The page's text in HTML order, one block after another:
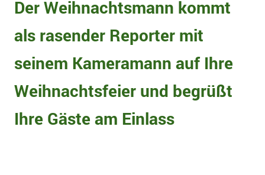
Der Weihnachtsmann kommt
als rasender Reporter mit
seinem Kameramann auf Ihre
Weihnachtsfeier und begrüßt
Ihre Gäste am Einlass